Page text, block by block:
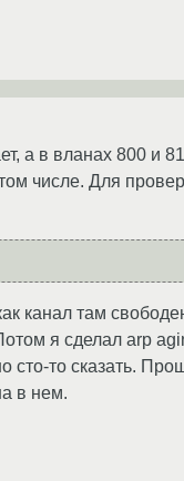
а в вланах 800 и
числе. Для
канал там
я сделал arp
сто-то сказать.
в нем.